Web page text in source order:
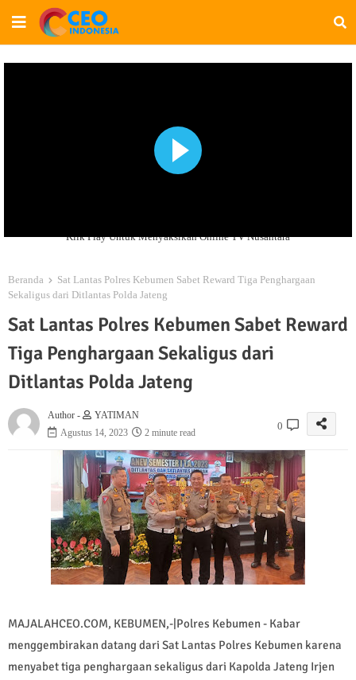
Klik Play Untuk Menyaksikan Online TV Nusantara
Beranda
Sat Lantas Polres Kebumen Sabet Reward Tiga Penghargaan
Sekaligus dari Ditlantas Polda Jateng
Sat Lantas Polres Kebumen Sabet Reward
Tiga Penghargaan Sekaligus dari
Ditlantas Polda Jateng
Author -
YATIMAN
Agustus 14, 2023
2 minute read
0
MAJALAHCEO.COM, KEBUMEN,-|Polres Kebumen - Kabar
menggembirakan datang dari Sat Lantas Polres Kebumen karena
menyabet tiga penghargaan sekaligus dari Kapolda Jateng Irjen